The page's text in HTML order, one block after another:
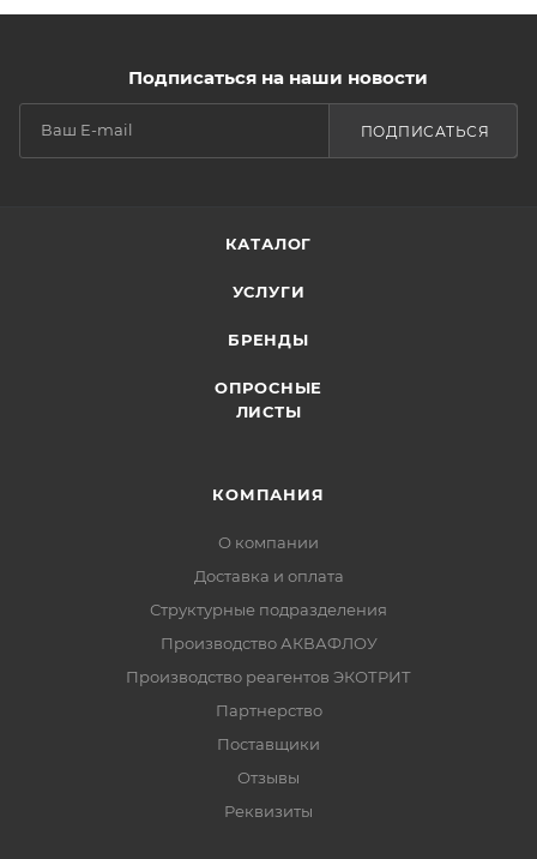
Подписаться на наши новости
ПОДПИСАТЬСЯ
КАТАЛОГ
УСЛУГИ
БРЕНДЫ
ОПРОСНЫЕ
ЛИСТЫ
КОМПАНИЯ
О компании
Доставка и оплата
Структурные подразделения
Производство АКВАФЛОУ
Производство реагентов ЭКОТРИТ
Партнерство
Поставщики
Отзывы
Реквизиты